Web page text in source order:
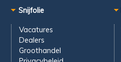
Snijfolie
Vacatures
Dealers
Groothandel